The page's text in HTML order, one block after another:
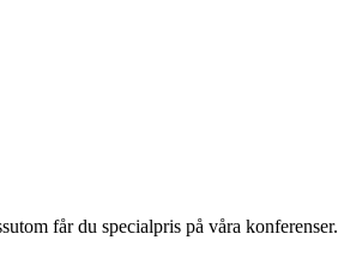
får du specialpris på våra konferenser.